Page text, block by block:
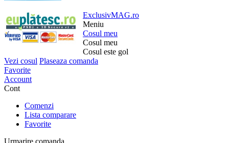
ExclusivMAG.ro
Meniu
Cosul meu
Cosul meu
Cosul este gol
Vezi cosul Plaseaza comanda
Favorite
Account
Cont
Comenzi
Lista comparare
Favorite